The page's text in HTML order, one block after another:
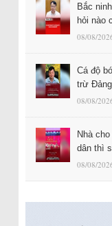
Bắc
hỏi nào
08/08/
Cá độ
trừ Đảng
08/08/
Nhà
dân thì
08/08/